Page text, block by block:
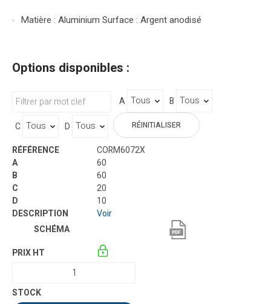
Matière : Aluminium Surface : Argent anodisé
Options disponibles :
A
B
C
D RÉINITIALISER
CORM6072X
60
60
20
10
Voir